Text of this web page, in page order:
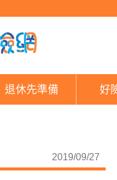
境界之亂衝擊 南
退休先準備 好
2019/09/27